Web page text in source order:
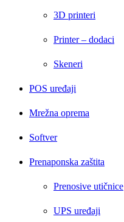
3D printeri
Printer – dodaci
Skeneri
POS uređaji
Mrežna oprema
Softver
Prenaponska zaštita
Prenosive utičnice
UPS uređaji